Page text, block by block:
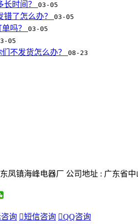
长时间？ 03-05
错了怎么办？ 03-05
吗？ 03-05
05
不发货怎么办？ 08-23
凤镇海峰电器厂 公司地址 : 广东省
询 短信咨询 QQ咨询